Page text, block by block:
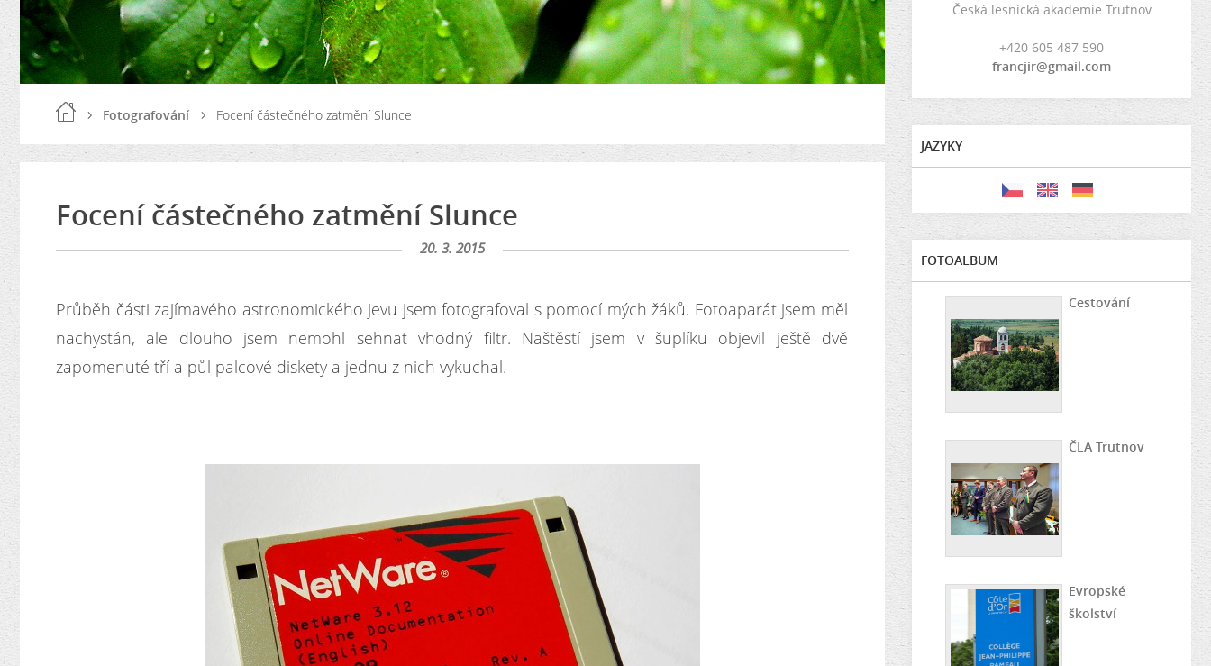
Fotografování Focení částečného zatmění Slunce
Focení částečného zatmění Slunce
20. 3. 2015
Průběh části zajímavého astronomického jevu jsem fotografoval s pomocí mých žáků. Fotoaparát jsem měl
nachystán, ale dlouho jsem nemohl sehnat vhodný filtr. Naštěstí jsem v šuplíku objevil ještě dvě
zapomenuté tří a půl palcové diskety a jednu z nich vykuchal.
Česká lesnická akademie Trutnov
+420 605 487 590
francjir@gmail.com
JAZYKY
FOTOALBUM
Cestování
ČLA Trutnov
Evropské
školství